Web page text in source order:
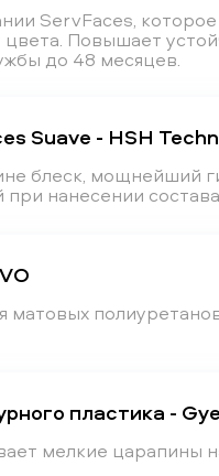
ServFaces,
цвета. Повышает
до 48 месяцев.
Suave - HSH
блеск, мощнейший
при нанесении
матовых
пластика -
мелкие царапины